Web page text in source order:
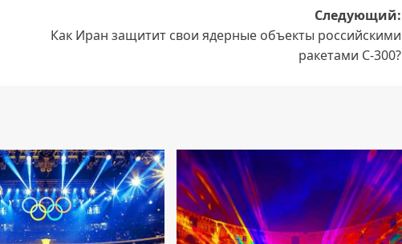
Следующий:
Как Иран защитит свои ядерные объекты российскими
ракетами С-300?